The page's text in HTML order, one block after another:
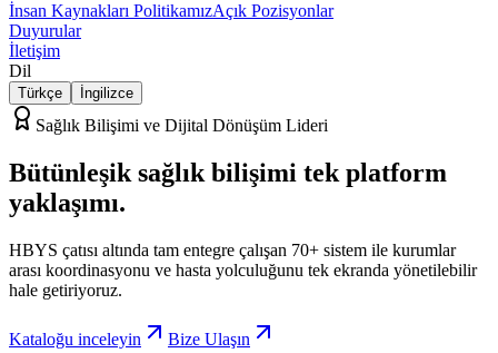
İnsan Kaynakları PolitikamızAçık Pozisyonlar
Duyurular
İletişim
Dil
Türkçe İngilizce
Sağlık Bilişimi ve Dijital Dönüşüm Lideri
Bütünleşik sağlık bilişimi tek platform
yaklaşımı.
HBYS çatısı altında tam entegre çalışan 70+ sistem ile kurumlar
arası koordinasyonu ve hasta yolculuğunu tek ekranda yönetilebilir
hale getiriyoruz.
Kataloğu inceleyin Bize Ulaşın